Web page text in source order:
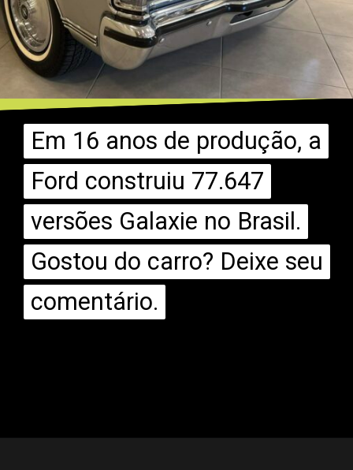
Em 16 anos de produção, a
Ford construiu 77.647
versões Galaxie no Brasil.
Gostou do carro? Deixe seu
comentário.
Em 16 anos de produção, a
Ford construiu 77.647
versões Galaxie no Brasil.
Gostou do carro? Deixe seu
comentário.